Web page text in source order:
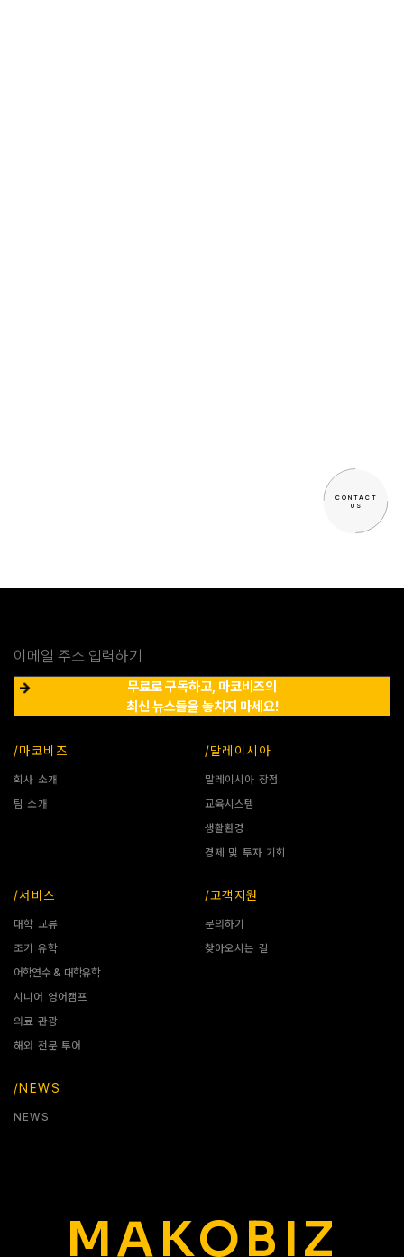
CONTACT
US
무료로 구독하고, 마코비즈의
최신 뉴스들을 놓치지 마세요!
/마코비즈
회사 소개
팀 소개
/말레이시아
말레이시아 장점
교육시스템
생활환경
경제 및 투자 기회
/서비스
대학 교류
조기 유학
어학연수 & 대학유학
시니어 영어캠프
의료 관광
해외 전문 투어
/고객지원
문의하기
찾아오시는 길
/NEWS
NEWS
MAKOBIZ